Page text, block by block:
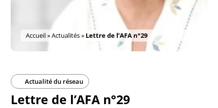
Accueil»Actualités» Lettre de l’AFA n°29
Actualité du réseau
Lettre de l’AFA n°29